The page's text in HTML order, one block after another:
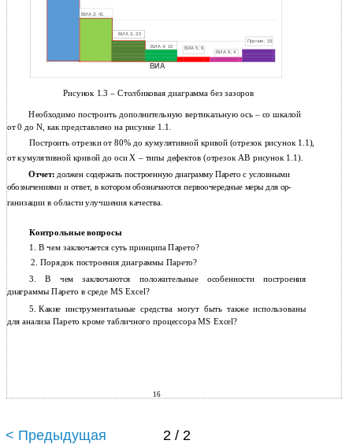
ВИА 2; 41
ВИА 3; 20
Прочие; 15
ВИА 4; 10 ВИА 5; 6
ВИА 6; 4
ВИА
Рисунок 1.3 – Столбиковая диаграмма без зазоров
Необходимо построить дополнительную вертикальную ось – со шкалой
от 0 до N, как представлено на рисунке 1.1.
Построить отрезки от 80% до кумулятивной кривой (отрезок рисунок 1.1),
от кумулятивной кривой до оси Х – типы дефектов (отрезок АВ рисунок 1.1).
Отчет:должен содержать построенную диаграмму Парето с условными
обозначениями и ответ, в котором обозначаются первоочередные меры для ор-
ганизации в области улучшения качества.
Контрольные вопросы
1. В чем заключается суть принципа Парето?
2. Порядок построения диаграммы Парето?
3.
В чем заключаются положительные особенности построения
диаграммы Парето в среде MS Excel?
5. Какие инструментальные средства могут быть также использованы
для анализа Парето кроме табличного процессора MS Excel?
16
< Предыдущая 2 / 2